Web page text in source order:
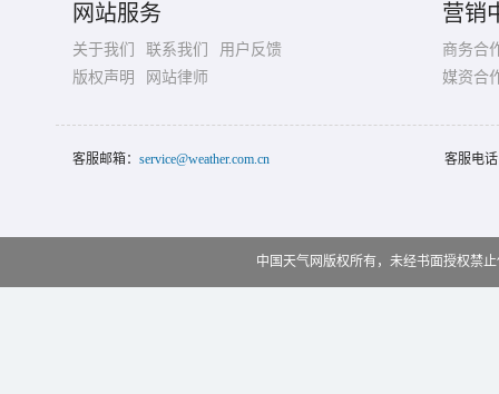
网站服务
关于我们 联系我们
用户反馈
版权声明
网站律师
营销
商务合
媒资合
客服邮箱： service@weather.com.cn 客服电
中国天气网版权所有，未经书面授权